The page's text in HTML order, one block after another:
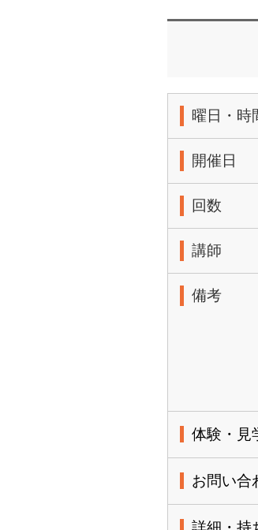
曜日・時
開催日
回数
講師
備考
体験・見
お問い合